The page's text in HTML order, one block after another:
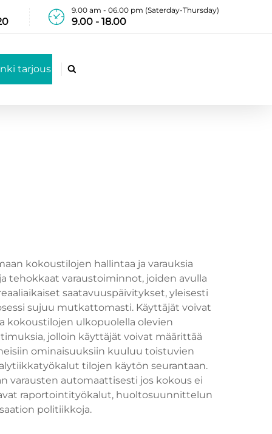
9.00 am - 06.00 pm (Saterday-Thursday)
9.00 - 18.00
tarjous 
kokoustilojen hallintaa ja varauksia
tehokkaat varaustoiminnot, joiden avulla
saatavuuspäivitykset, yleisesti
sujuu mutkattomasti. Käyttäjät voivat
kokoustilojen ulkopuolella olevien
jolloin käyttäjät voivat määrittää
ominaisuuksiin kuuluu toistuvien
tilojen käytön seurantaan.
varausten automaattisesti jos kokous ei
raportointityökalut, huoltosuunnittelun
politiikkoja.